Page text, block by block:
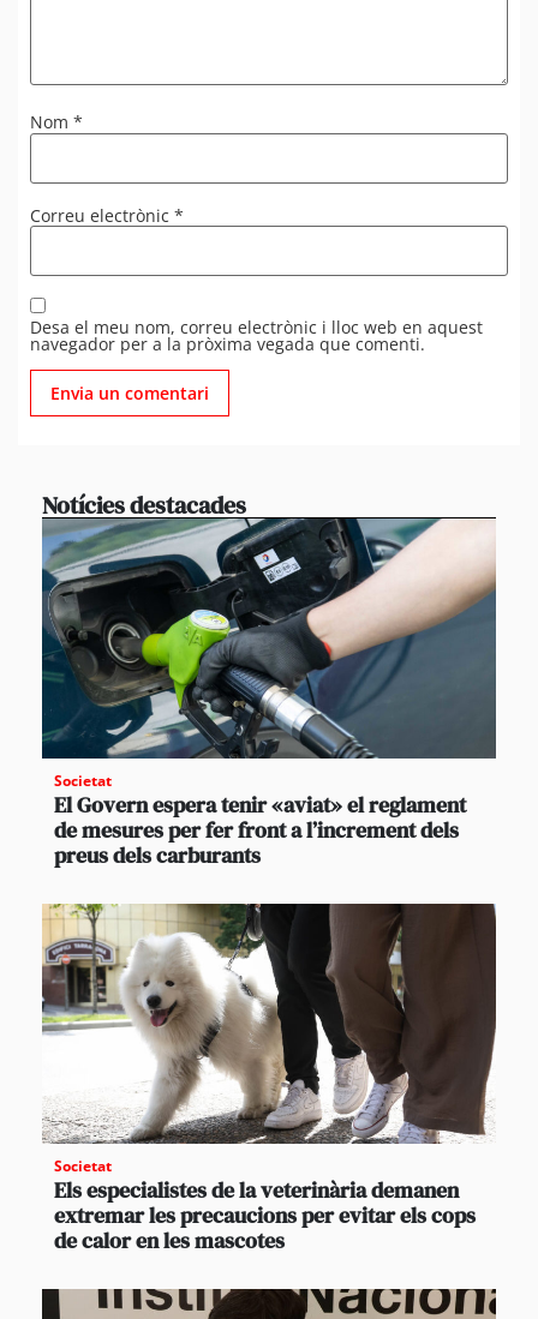
Nom *
Correu electrònic *
Desa el meu nom, correu electrònic i lloc web en aquest
navegador per a la pròxima vegada que comenti.
Notícies destacades
Societat
El Govern espera tenir «aviat» el reglament
de mesures per fer front a l’increment dels
preus dels carburants
Societat
Els especialistes de la veterinària demanen
extremar les precaucions per evitar els cops
de calor en les mascotes